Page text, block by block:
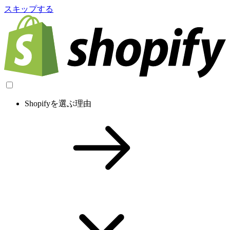
スキップする
Shopifyを選ぶ理由